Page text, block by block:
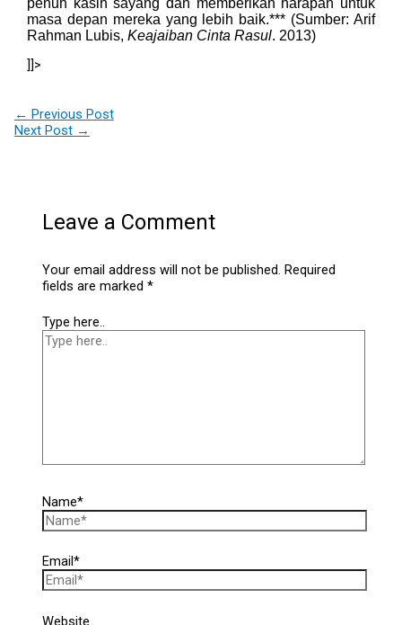
masa depan mereka yang lebih baik.*** (Sumber: Arif
Rahman Lubis,Keajaiban Cinta Rasul. 2013)
]]>
← Previous Post
Next Post →
Leave a Comment
Your email address will not be published. Required
fields are marked*
Type here..
Name*
Email*
Website